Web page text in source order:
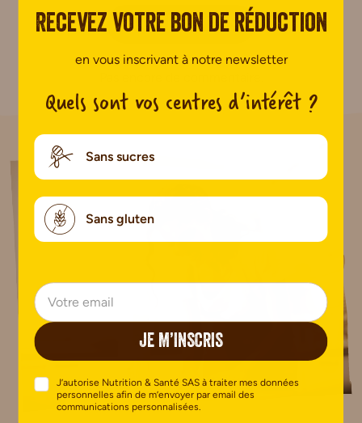
AJOUTER UN AVIS
Recevez votre bon de réduction
en vous inscrivant à notre newsletter
Quels sont vos centres d’intérêt ?
Sans sucres
Sans gluten
JE M’INSCRIS
J’autorise Nutrition & Santé SAS à traiter mes données
personnelles afin de m’envoyer par email des
communications personnalisées.